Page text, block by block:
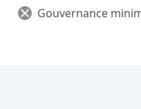
Gouvernance